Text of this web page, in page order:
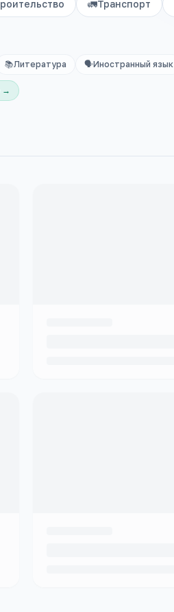
🚛Транспорт
📚Литература 🗣️Иностранный язык
→